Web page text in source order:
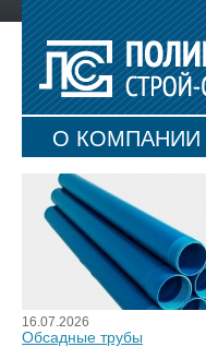
О КОМПАНИИ
КАРТА САЙТА
16.07.2026
Обсадные трубы